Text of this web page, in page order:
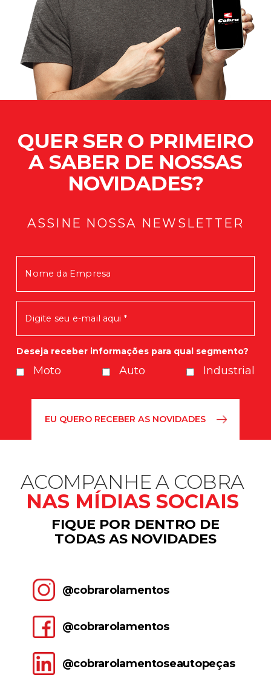
QUER SER O PRIMEIRO
A SABER DE NOSSAS
NOVIDADES?
ASSINE NOSSA NEWSLETTER
Deseja receber informações para qual segmento?
Moto Auto Industrial
Mensagem enviada com Sucesso!
Em breve você receberá nossas
novidades.
ACOMPANHE A COBRA
NAS MÍDIAS SOCIAIS
FIQUE POR DENTRO DE
TODAS AS NOVIDADES
@cobrarolamentos
@cobrarolamentos
@cobrarolamentoseautopeças